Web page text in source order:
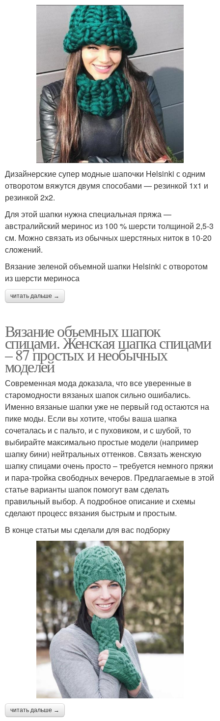
Дизайнерские супер модные шапочки Helsinki с одним
отворотом вяжутся двумя способами — резинкой 1х1 и
резинкой 2х2.
Для этой шапки нужна специальная пряжа —
австралийский меринос из 100 % шерсти толщиной 2,5-3
см. Можно связать из обычных шерстяных ниток в 10-20
сложений.
Вязание зеленой объемной шапки Helsinki с отворотом
из шерсти мериноса
читать дальше →
Вязание объемных шапок
спицами. Женская шапка спицами
– 87 простых и необычных
моделей
Современная мода доказала, что все уверенные в
старомодности вязаных шапок сильно ошибались.
Именно вязаные шапки уже не первый год остаются на
пике моды. Если вы хотите, чтобы ваша шапка
сочеталась и с пальто, и с пуховиком, и с шубой, то
выбирайте максимально простые модели (например
шапку бини) нейтральных оттенков. Связать женскую
шапку спицами очень просто – требуется немного пряжи
и пара-тройка свободных вечеров. Предлагаемые в этой
статье варианты шапок помогут вам сделать
правильный выбор. А подробное описание и схемы
сделают процесс вязания быстрым и простым.
В конце статьи мы сделали для вас подборку
читать дальше →